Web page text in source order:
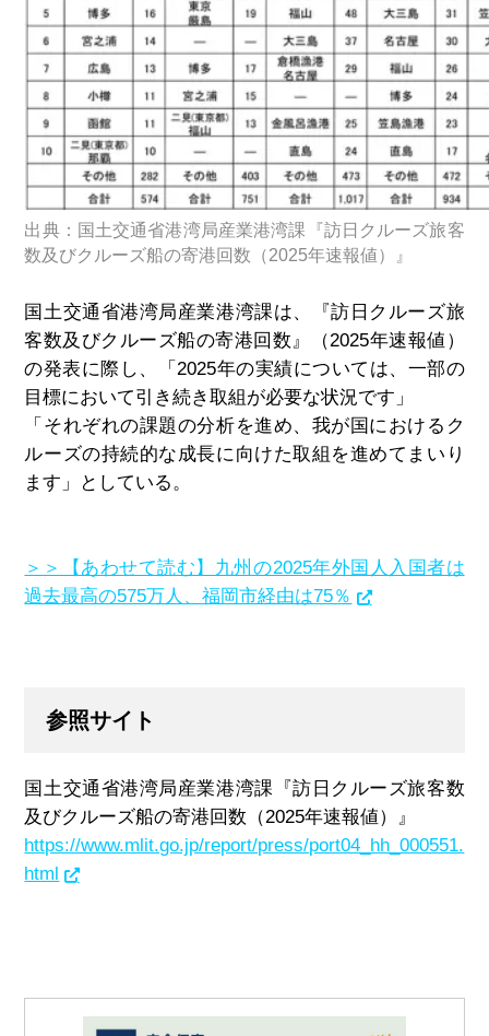
出典：国土交通省港湾局産業港湾課『訪日クルーズ旅客
数及びクルーズ船の寄港回数（2025年速報値）』
国土交通省港湾局産業港湾課は、『訪日クルーズ旅
客数及びクルーズ船の寄港回数』（2025年速報値）
の発表に際し、「2025年の実績については、一部の
目標において引き続き取組が必要な状況です」
「それぞれの課題の分析を進め、我が国におけるク
ルーズの持続的な成長に向けた取組を進めてまいり
ます」としている。
＞＞【あわせて読む】九州の2025年外国人入国者は
過去最高の575万人、福岡市経由は75％
参照サイト
国土交通省港湾局産業港湾課『訪日クルーズ旅客数
及びクルーズ船の寄港回数（2025年速報値）』
https://www.mlit.go.jp/report/press/port04_hh_000551.
html